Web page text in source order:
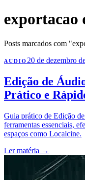
exportacao
Posts marcados com
AUDIO 20 de dezembro
Edição de
Prático e
Guia prático de Edição
ferramentas essenciais,
espaços como Localcine.
Ler matéria →